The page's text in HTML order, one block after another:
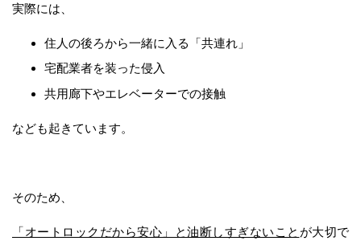
実際には、
住人の後ろから一緒に入る「共連れ」
宅配業者を装った侵入
共用廊下やエレベーターでの接触
なども起きています。
そのため、
「オートロックだから安心」と油断しすぎないこと が大切で